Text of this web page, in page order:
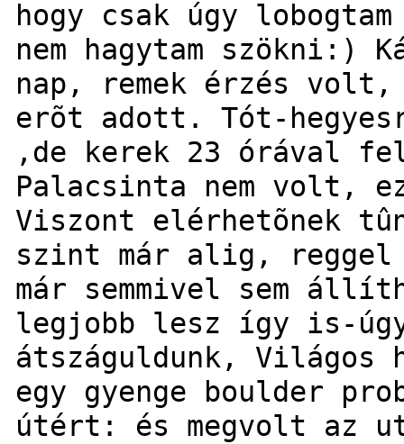
hogy csak úgy lobogtam
nem hagytam szökni:)
nap, remek érzés
erõt adott. Tót-
,de kerek 23 órával
Palacsinta nem volt,
Viszont elérhetõnek
szint már alig, reggel
már semmivel sem
legjobb lesz így is-
átszáguldunk, Világos
egy gyenge boulder
útért: és megvolt az